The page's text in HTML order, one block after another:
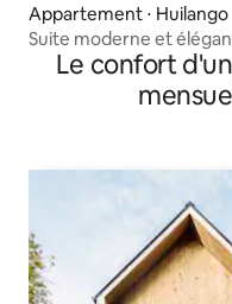
Appartement ⋅ Huilango
Suite moderne et
travail »
Le confort